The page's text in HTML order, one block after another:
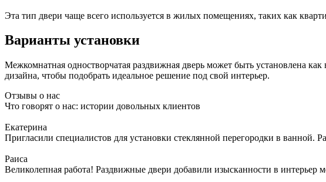
Эта тип двери чаще всего используется в жилых помещениях, таких как
Варианты установки
Межкомнатная одностворчатая раздвижная дверь может быть установлена
дизайна, чтобы подобрать идеальное решение под свой интерьер.
Отзывы о нас
Что говорят о нас: истории довольных клиентов
Екатерина
Пригласили специалистов для установки стеклянной перегородки в ванной.
Раиса
Великолепная работа! Раздвижные двери добавили изысканности в интерьер